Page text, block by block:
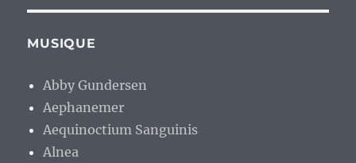
MUSIQUE
Abby Gundersen
Aephanemer
Aequinoctium Sanguinis
Alnea